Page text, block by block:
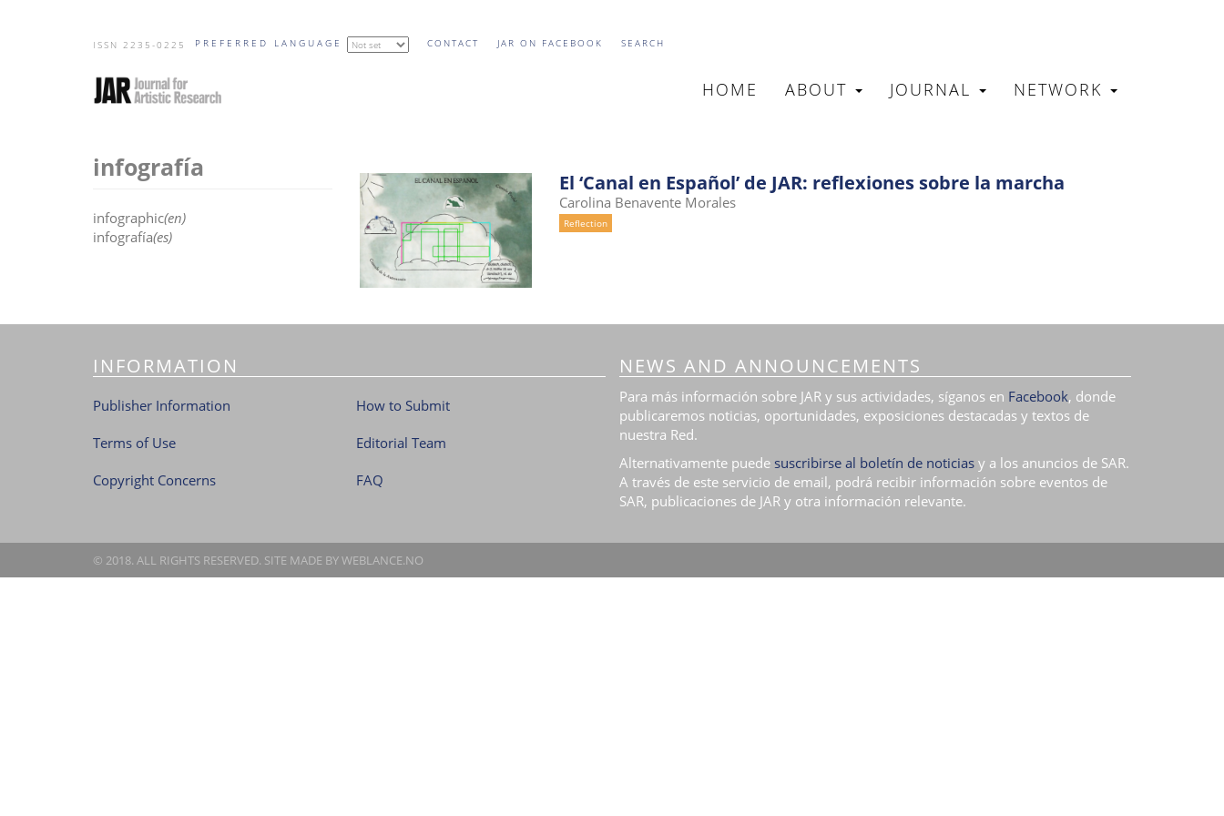
ISSN 2235-0225 PREFERRED LANGUAGE CONTACT JAR ON FACEBOOK SEARCH
MAIN
HOME ABOUT JOURNAL NETWORK
infografía
infographic(en)
infografía(es)
El ‘Canal en Español’ de JAR: reflexiones sobre la marcha
Carolina Benavente Morales
Reflection
INFORMATION
Publisher Information
Terms of Use
Copyright Concerns
How to Submit
Editorial Team
FAQ
NEWS AND ANNOUNCEMENTS
Para más información sobre JAR y sus actividades, síganos en Facebook, donde
publicaremos noticias, oportunidades, exposiciones destacadas y textos de
nuestra Red.
Alternativamente puede suscribirse al boletín de noticiasy a los anuncios de SAR.
A través de este servicio de email, podrá recibir información sobre eventos de
SAR, publicaciones de JAR y otra información relevante.
© 2018. ALL RIGHTS RESERVED. SITE MADE BYWEBLANCE.NO